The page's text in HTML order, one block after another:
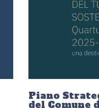
Piano
del Comune